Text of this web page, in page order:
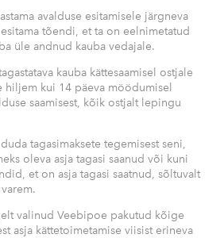
avalduse esitamisele järgneva
tõendi, et ta on eelnimetatud
üle andnud kauba vedajale.
kauba kättesaamisel ostjale
hiljem kui 14 päeva möödumisel
saamisest, kõik ostjalt lepingu
tagasimaksete tegemisest seni,
oleva asja tagasi saanud või kuni
et on asja tagasi saatnud, sõltuvalt
valinud Veebipoe pakutud kõige
asja kättetoimetamise viisist erineva